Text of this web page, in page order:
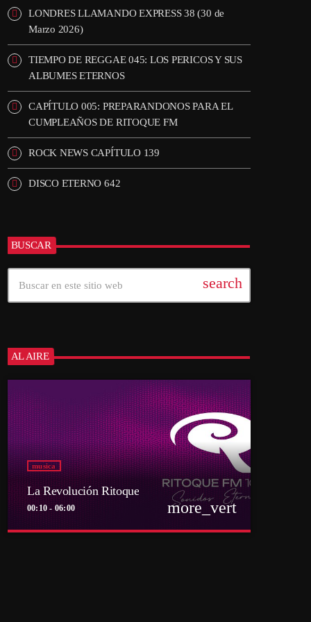
LONDRES LLAMANDO EXPRESS 38 (30 de
Marzo 2026)
TIEMPO DE REGGAE 045: LOS PERICOS Y SUS
ALBUMES ETERNOS
CAPÍTULO 005: PREPARANDONOS PARA EL
CUMPLEAÑOS DE RITOQUE FM
ROCK NEWS CAPÍTULO 139
DISCO ETERNO 642
BUSCAR
search
AL AIRE
musica
La Revolución Ritoque
00:10 - 06:00 more_vert